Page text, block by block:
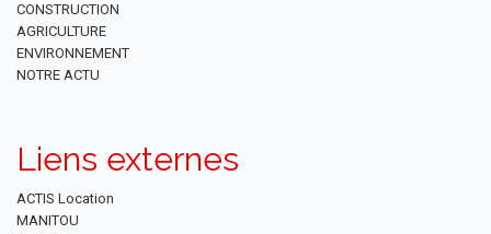
CONSTRUCTION
AGRICULTURE
ENVIRONNEMENT
NOTRE ACTU
Liens externes
ACTIS Location
MANITOU